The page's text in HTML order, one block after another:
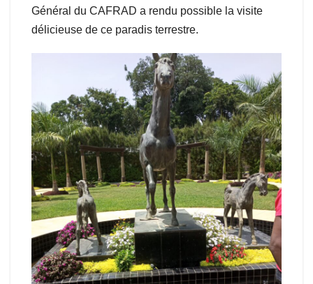
Général du CAFRAD a rendu possible la visite
délicieuse de ce paradis terrestre.